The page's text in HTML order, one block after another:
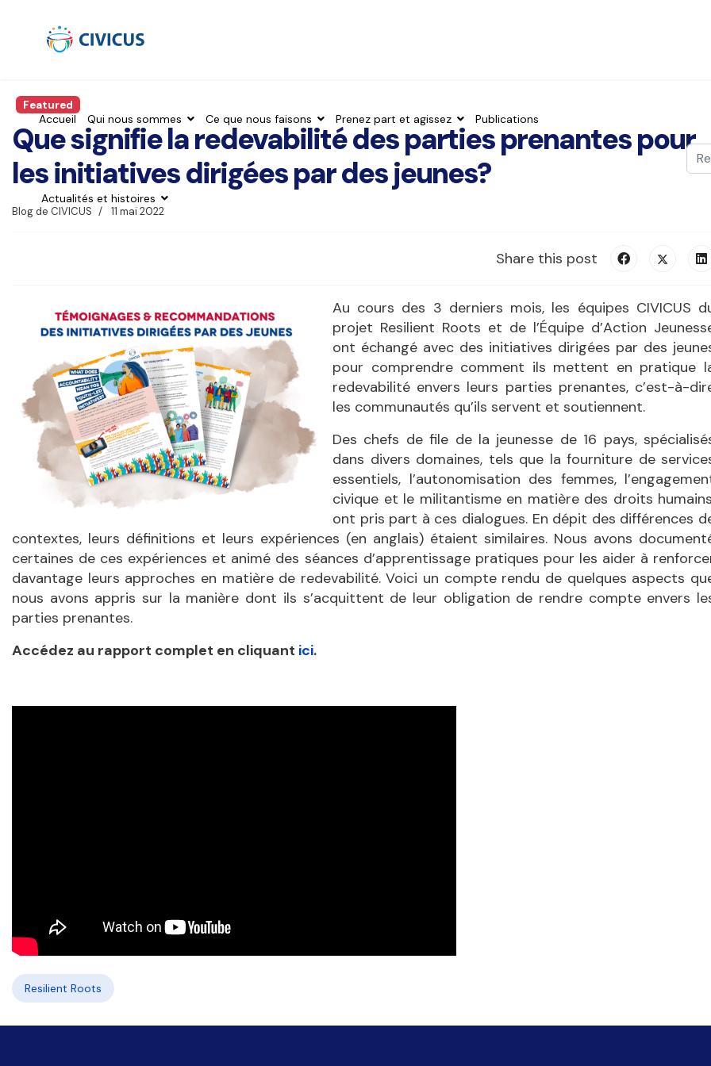
Accueil Qui nous sommes Ce que nous faisons Prenez part et agissez Publications
Actualités et histoires
Featured
Que signifie la redevabilité des parties prenantes pour
les initiatives dirigées par des jeunes?
Blog de CIVICUS 11 mai 2022
Share this post
Au cours des 3 derniers mois, les équipes CIVICUS
projet Resilient Roots et de l’Équipe d’Action
ont échangé avec des initiatives dirigées par des
pour comprendre comment ils mettent en pratique
redevabilité envers leurs parties prenantes, c’est-à-
les communautés qu’ils servent et soutiennent.
Des chefs de file de la jeunesse de 16 pays,
dans divers domaines, tels que la fourniture de
essentiels, l’autonomisation des femmes,
civique et le militantisme en matière des droits
ont pris part à ces dialogues. En dépit des différences
contextes, leurs définitions et leurs expériences (en anglais) étaient similaires. Nous avons
certaines de ces expériences et animé des séances d’apprentissage pratiques pour les aider à
davantage leurs approches en matière de redevabilité. Voici un compte rendu de quelques aspects
nous avons appris sur la manière dont ils s’acquittent de leur obligation de rendre compte envers
parties prenantes.
Accédez au rapport complet en cliquant ici.
Resilient Roots